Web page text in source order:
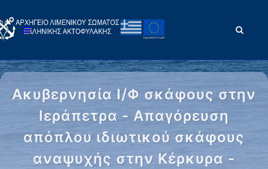
Ακυβερνησία Ι/Φ σκάφους στην
Ιεράπετρα - Απαγόρευση
απόπλου ιδιωτικού σκάφους
αναψυχής στην Κέρκυρα -